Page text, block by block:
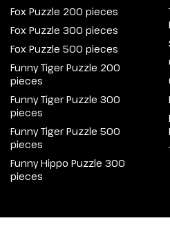
Fox Puzzle 200 pieces
Fox Puzzle 300 pieces
Fox Puzzle 500 pieces
Funny Tiger Puzzle 200
pieces
Funny Tiger Puzzle 300
pieces
Funny Tiger Puzzle 500
pieces
Funny Hippo Puzzle 300
pieces
@2026 Escapewelt. Alle